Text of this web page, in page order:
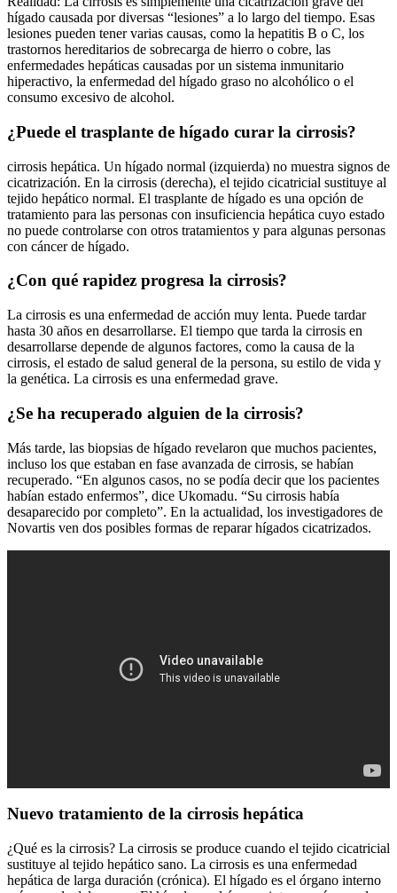
hígado causada por diversas “lesiones” a lo largo del tiempo. Esas
lesiones pueden tener varias causas, como la hepatitis B o C, los
trastornos hereditarios de sobrecarga de hierro o cobre, las
enfermedades hepáticas causadas por un sistema inmunitario
hiperactivo, la enfermedad del hígado graso no alcohólico o el
consumo excesivo de alcohol.
¿Puede el trasplante de hígado curar la cirrosis?
cirrosis hepática. Un hígado normal (izquierda) no muestra signos de
cicatrización. En la cirrosis (derecha), el tejido cicatricial sustituye al
tejido hepático normal. El trasplante de hígado es una opción de
tratamiento para las personas con insuficiencia hepática cuyo estado
no puede controlarse con otros tratamientos y para algunas personas
con cáncer de hígado.
¿Con qué rapidez progresa la cirrosis?
La cirrosis es una enfermedad de acción muy lenta. Puede tardar
hasta 30 años en desarrollarse. El tiempo que tarda la cirrosis en
desarrollarse depende de algunos factores, como la causa de la
cirrosis, el estado de salud general de la persona, su estilo de vida y
la genética. La cirrosis es una enfermedad grave.
¿Se ha recuperado alguien de la cirrosis?
Más tarde, las biopsias de hígado revelaron que muchos pacientes,
incluso los que estaban en fase avanzada de cirrosis, se habían
recuperado. “En algunos casos, no se podía decir que los pacientes
habían estado enfermos”, dice Ukomadu. “Su cirrosis había
desaparecido por completo”. En la actualidad, los investigadores de
Novartis ven dos posibles formas de reparar hígados cicatrizados.
Nuevo tratamiento de la cirrosis hepática
¿Qué es la cirrosis? La cirrosis se produce cuando el tejido cicatricial
sustituye al tejido hepático sano. La cirrosis es una enfermedad
hepática de larga duración (crónica). El hígado es el órgano interno